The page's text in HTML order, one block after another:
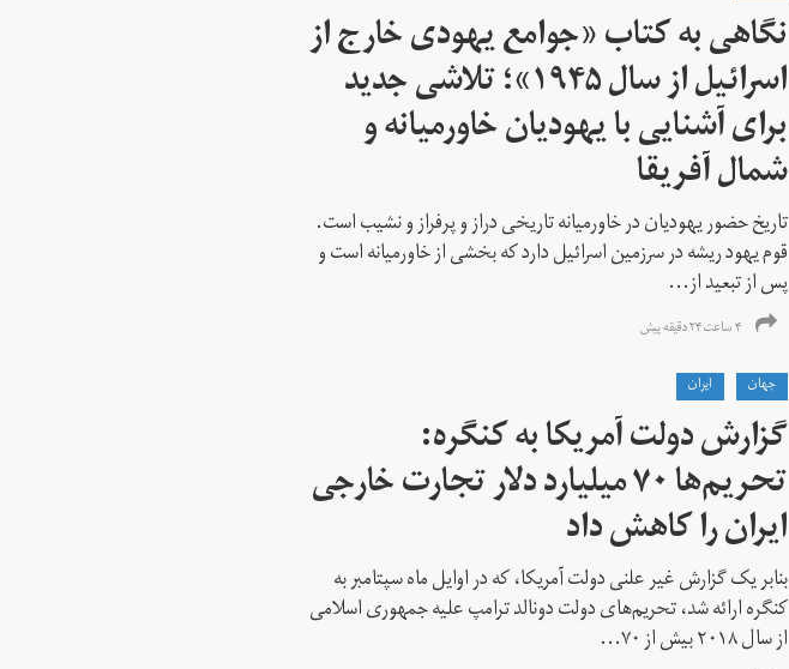
نگاهی به کتاب «جوامع یهودی خارج از
اسرائیل از سال ۱۹۴۵»؛ تلاشی جدید
برای آشنایی با یهودیان خاورمیانه و
شمال آفریقا
تاریخ حضور یهودیان در خاورمیانه تاریخی دراز و پرفراز و نشیب است.
قوم یهود ریشه در سرزمین اسرائیل دارد که بخشی از خاورمیانه است و
پس از تبعید از...
۴ ساعت ۲۴ دقیقه پیش
جهان
ايران
گزارش دولت آمریکا به کنگره:
تحریم‌ها ۷۰ میلیارد دلار تجارت خارجی
ایران را کاهش داد
بنابر یک گزارش غیر علنی دولت آمریکا، که در اوایل ماه سپتامبر به
کنگره ارائه شد، تحریم‌های دولت دونالد ترامپ علیه جمهوری اسلامی
از سال ۲۰۱۸ بیش از ۷۰...